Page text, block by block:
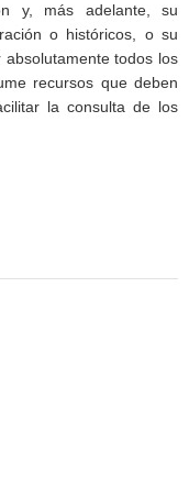
y, más adelante, su
o históricos, o su
todos los
recursos que deben
la consulta de los